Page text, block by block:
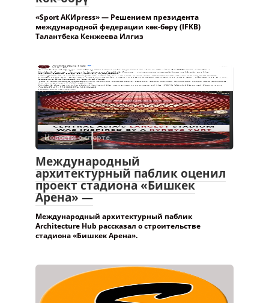
«Sport АКИpress» — Решением президента
международной федерации көк-бөрү (IFKB)
Талантбека Кенжеева Илгиз
Новости о спорте.
Международный
архитектурный паблик оценил
проект стадиона «Бишкек
Арена» —
Международный архитектурный паблик
Architecture Hub рассказал о строительстве
стадиона «Бишкек Арена».